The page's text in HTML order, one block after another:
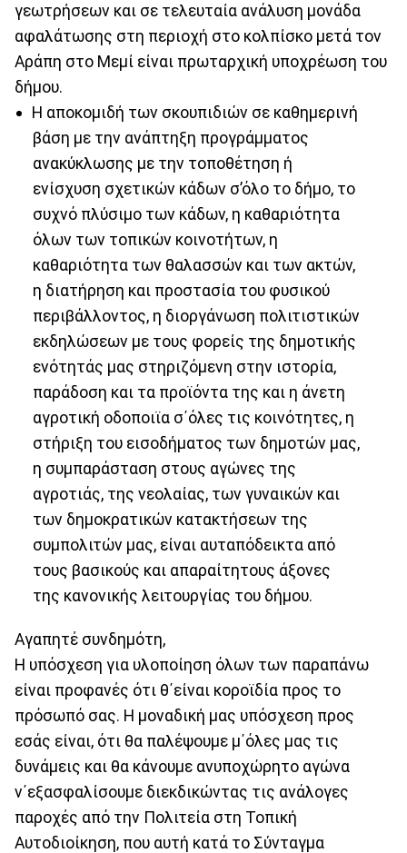
γεωτρήσεων και σε τελευταία ανάλυση μονάδα
αφαλάτωσης στη περιοχή στο κολπίσκο μετά τον
Αράπη στο Μεμί είναι πρωταρχική υποχρέωση του
δήμου.
Η αποκομιδή των σκουπιδιών σε καθημερινή
βάση με την ανάπτηξη προγράμματος
ανακύκλωσης με την τοποθέτηση ή
ενίσχυση σχετικών κάδων σ’όλο το δήμο, το
συχνό πλύσιμο των κάδων, η καθαριότητα
όλων των τοπικών κοινοτήτων, η
καθαριότητα των θαλασσών και των ακτών,
η διατήρηση και προστασία του φυσικού
περιβάλλοντος, η διοργάνωση πολιτιστικών
εκδηλώσεων με τους φορείς της δημοτικής
ενότητάς μας στηριζόμενη στην ιστορία,
παράδοση και τα προϊόντα της και η άνετη
αγροτική οδοποιϊα σ΄όλες τις κοινότητες, η
στήριξη του εισοδήματος των δημοτών μας,
η συμπαράσταση στους αγώνες της
αγροτιάς, της νεολαίας, των γυναικών και
των δημοκρατικών κατακτήσεων της
συμπολιτών μας, είναι αυταπόδεικτα από
τους βασικούς και απαραίτητους άξονες
της κανονικής λειτουργίας του δήμου.
Αγαπητέ συνδημότη,
Η υπόσχεση για υλοποίηση όλων των παραπάνω
είναι προφανές ότι θ΄είναι κοροϊδία προς το
πρόσωπό σας. Η μοναδική μας υπόσχεση προς
εσάς είναι, ότι θα παλέψουμε μ΄όλες μας τις
δυνάμεις και θα κάνουμε ανυποχώρητο αγώνα
ν΄εξασφαλίσουμε διεκδικώντας τις ανάλογες
παροχές από την Πολιτεία στη Τοπική
Αυτοδιοίκηση, που αυτή κατά το Σύνταγμα